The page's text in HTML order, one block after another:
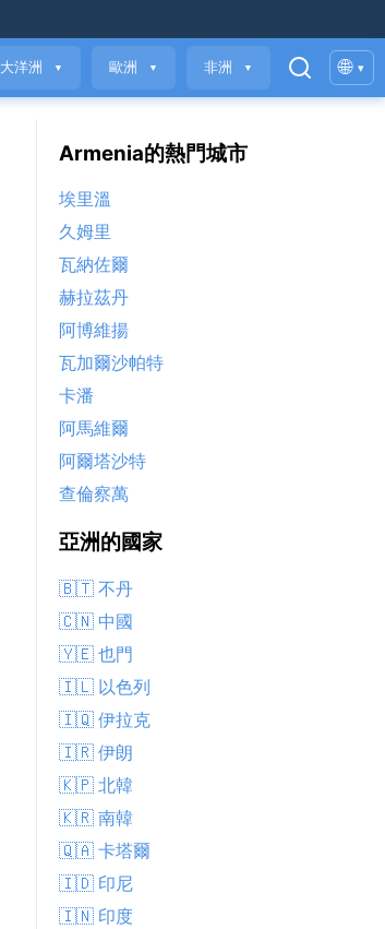
大洋洲 ▼ 歐洲 ▼ 非洲 ▼ 🌐 ▾
Armenia的熱門城市
埃里溫
久姆里
瓦納佐爾
赫拉茲丹
阿博維揚
瓦加爾沙帕特
卡潘
阿馬維爾
阿爾塔沙特
查倫察萬
亞洲的國家
🇧🇹 不丹
🇨🇳 中國
🇾🇪 也門
🇮🇱 以色列
🇮🇶 伊拉克
🇮🇷 伊朗
🇰🇵 北韓
🇰🇷 南韓
🇶🇦 卡塔爾
🇮🇩 印尼
🇮🇳 印度